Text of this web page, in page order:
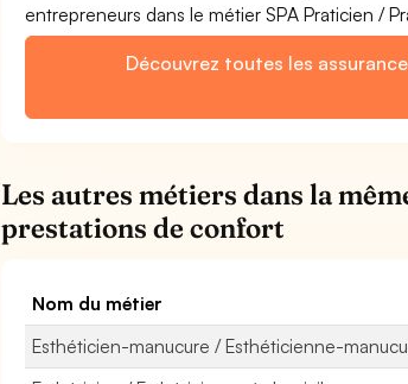
entrepreneurs dans le métier SPA Praticien /
Découvrez toutes les
Les autres métiers dans la
prestations de confort
Nom du métier
Esthéticien-manucure / Esthéticienne-